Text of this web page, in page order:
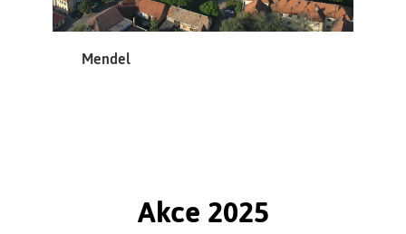
Mendel
Akce 2025